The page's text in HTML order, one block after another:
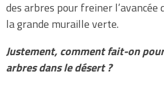
des arbres pour freiner l’avancée
la grande muraille verte.
Justement, comment fait-on
arbres dans le désert ?